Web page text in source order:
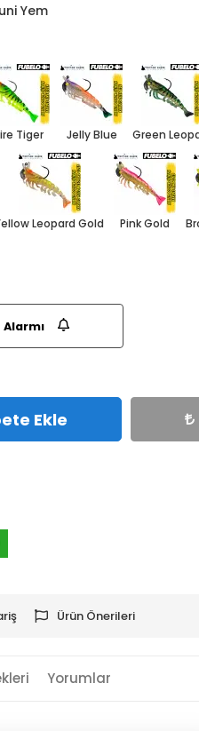
Yem
Tiger Jelly Blue Green
Leopard Gold Pink Gold
Ekle
Ürün Önerileri
Yorumlar